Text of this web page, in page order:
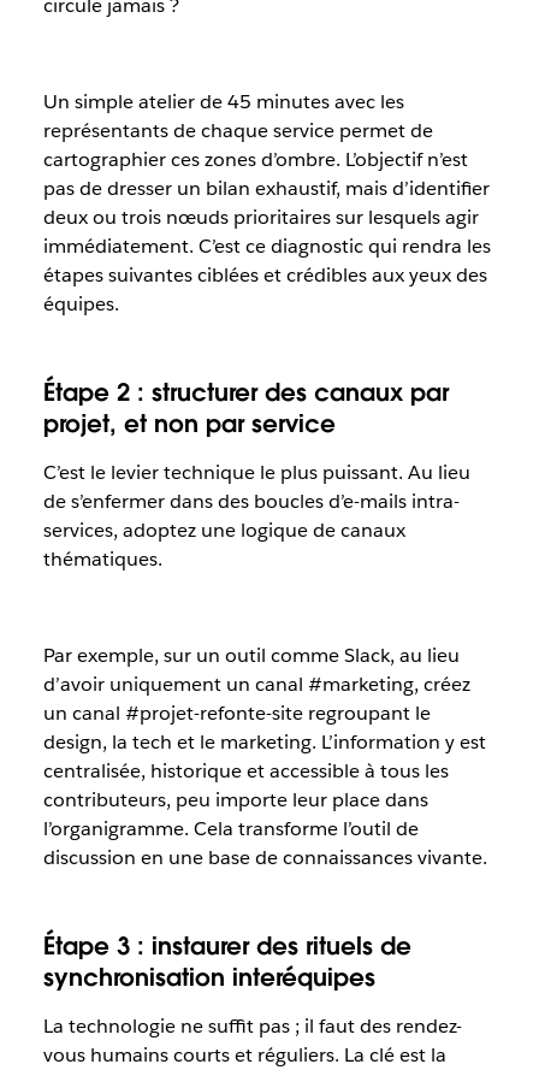
circule jamais ?
Un simple atelier de 45 minutes avec les
représentants de chaque service permet de
cartographier ces zones d’ombre. L’objectif n’est
pas de dresser un bilan exhaustif, mais d’identifier
deux ou trois nœuds prioritaires sur lesquels agir
immédiatement. C’est ce diagnostic qui rendra les
étapes suivantes ciblées et crédibles aux yeux des
équipes.
Étape 2 : structurer des canaux par
projet, et non par service
C’est le levier technique le plus puissant. Au lieu
de s’enfermer dans des boucles d’e-mails intra-
services, adoptez une logique de canaux
thématiques.
Par exemple, sur un outil comme Slack, au lieu
d’avoir uniquement un canal #marketing, créez
un canal #projet-refonte-site regroupant le
design, la tech et le marketing. L’information y est
centralisée, historique et accessible à tous les
contributeurs, peu importe leur place dans
l’organigramme. Cela transforme l’outil de
discussion en une base de connaissances vivante.
Étape 3 : instaurer des rituels de
synchronisation interéquipes
La technologie ne suffit pas ; il faut des rendez-
vous humains courts et réguliers. La clé est la